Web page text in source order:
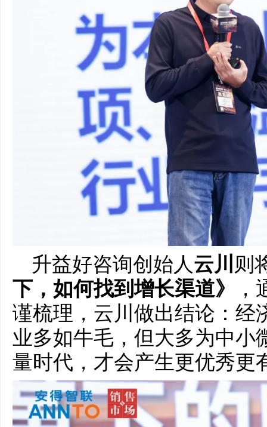
升益好咨询创始人云川 则
下，如何找到增长渠道》
谨梳理，云川做出结论：经
业多如牛毛，但大多为中小
量时代，才会产生更优秀更